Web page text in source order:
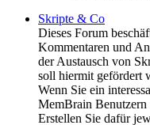
Skripte & Co
Dieses Forum
Kommentaren und
der Austausch von
soll hiermit gefördert
Wenn Sie ein
MemBrain
Erstellen Sie dafür